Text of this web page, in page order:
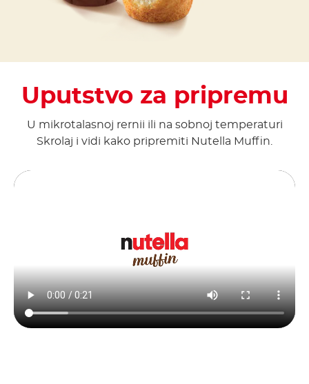
Uputstvo za pripremu
U mikrotalasnoj rernii ili na sobnoj temperaturi
Skrolaj i vidi kako pripremiti Nutella Muffin.